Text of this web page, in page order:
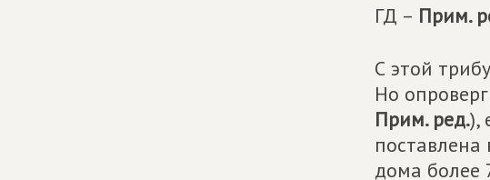
ГД – Прим.
С этой
Но
Прим. ред.),
поставлена
дома более